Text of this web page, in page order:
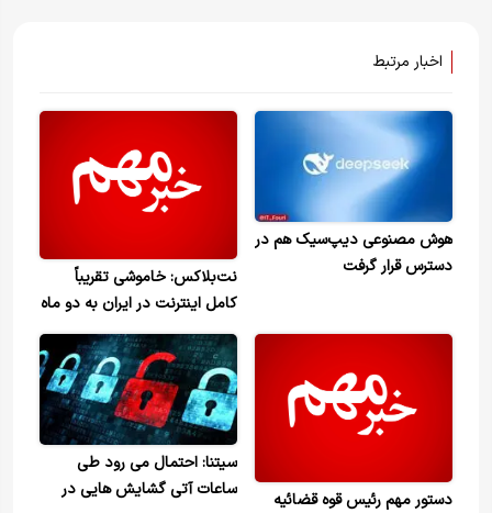
اخبار مرتبط
هوش مصنوعی دیپ‌سیک هم در
دسترس قرار گرفت
نت‌بلاکس: خاموشی تقریباً
کامل اینترنت در ایران به دو ماه
رسید
دستور مهم رئیس قوه قضائیه
سیتنا: احتمال می رود طی
ساعات آتی گشایش هایی در